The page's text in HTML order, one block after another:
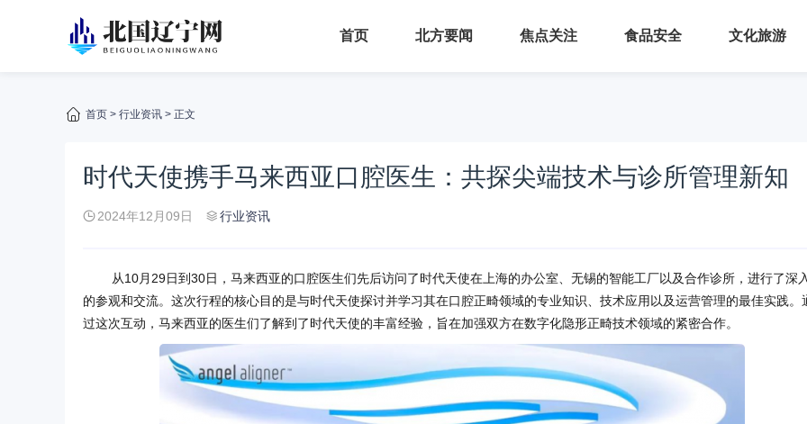
首页 北方要闻 焦点关注 食品安全 文化旅游
首页 > 行业资讯 > 正文
时代天使携手马来西亚口腔医生：共探尖端技术与诊所管理新知
2024年12月09日 行业资讯
从10月29日到30日，马来西亚的口腔医生们先后访问了时代天使在上海的办公室、无锡的智能工厂以及合作诊所，进行了深
的参观和交流。这次行程的核心目的是与时代天使探讨并学习其在口腔正畸领域的专业知识、技术应用以及运营管理的最佳实践。
过这次互动，马来西亚的医生们了解到了时代天使的丰富经验，旨在加强双方在数字化隐形正畸技术领域的紧密合作。